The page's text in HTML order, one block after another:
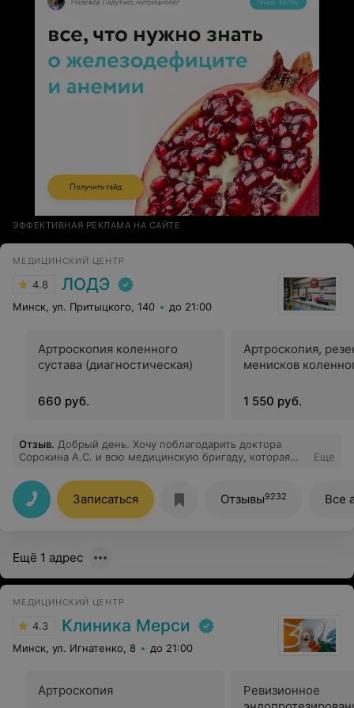
ЭФФЕКТИВНАЯ РЕКЛАМА НА САЙТЕ
МЕДИЦИНСКИЙ ЦЕНТР
4.8 ЛОДЭ
Минск, ул. Притыцкого, 140 до 21:00
Артроскопия коленного
сустава (диагностическая)
660 руб.
Артроскопия,
менисков
1 550 руб.
Отзыв. Добрый день. Хочу поблагодарить доктора
Сорокина А.С. и всю медицинскую бригаду, которая
очень профессионально. Остались только приятные
впечатления. Спасибо.
Еще
Записаться Отзывы9232 Все
Ещё 1 адрес
МЕДИЦИНСКИЙ ЦЕНТР
4.3 Клиника Мерси
Минск, ул. Игнатенко, 8 до 21:00
Артроскопия
Ревизионное